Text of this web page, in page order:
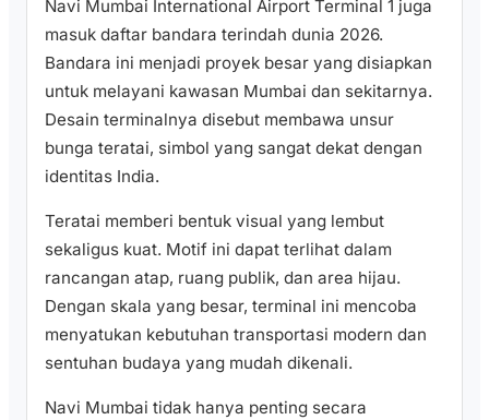
Navi Mumbai International Airport Terminal 1 juga
masuk daftar bandara terindah dunia 2026.
Bandara ini menjadi proyek besar yang disiapkan
untuk melayani kawasan Mumbai dan sekitarnya.
Desain terminalnya disebut membawa unsur
bunga teratai, simbol yang sangat dekat dengan
identitas India.
Teratai memberi bentuk visual yang lembut
sekaligus kuat. Motif ini dapat terlihat dalam
rancangan atap, ruang publik, dan area hijau.
Dengan skala yang besar, terminal ini mencoba
menyatukan kebutuhan transportasi modern dan
sentuhan budaya yang mudah dikenali.
Navi Mumbai tidak hanya penting secara